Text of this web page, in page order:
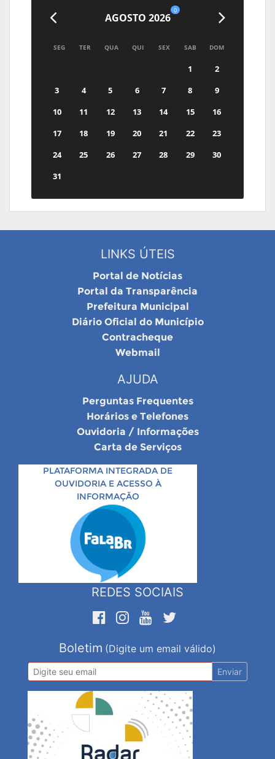
AGOSTO 2026
0
SEG TER QUA QUI SEX SAB DOM
1
2
3
4 5 6 7 8
9
10
11 12 13 14 15
16
17
18 19 20 21 22
23
24
25 26 27 28 29
30
31
LINKS ÚTEIS
Portal de Notícias
Portal da Transparência
Prefeitura Municipal
Diário Oficial do Município
Contracheque
Webmail
AJUDA
Perguntas Frequentes
Horários e Telefones
Ouvidoria / Informações
Carta de Serviços
PLATAFORMA INTEGRADA DE
OUVIDORIA E ACESSO À
INFORMAÇÃO
REDES SOCIAIS
Boletim (Digite um email válido)
Enviar